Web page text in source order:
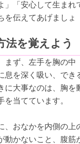
」「安心して生まれ
を伝えてあげましょ
法を覚えよう
まず、左手を胸の中
息を深く吸い、でき
に大事なのは、胸を
当てています。
、おなかを内側の上
動かないこと、腹筋